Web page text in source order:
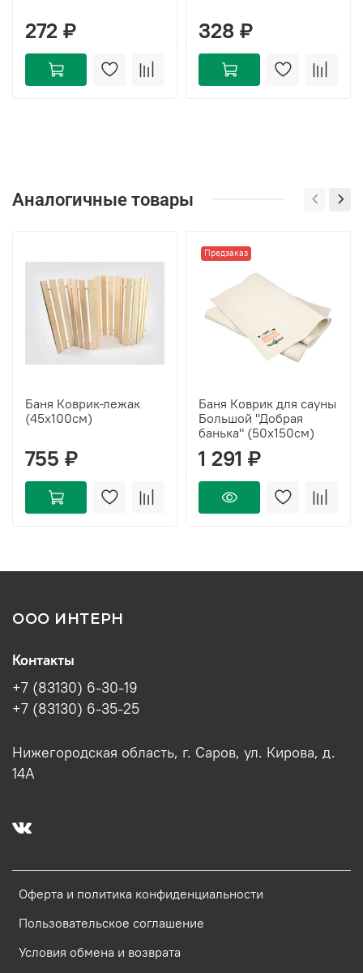
272 ₽ 328 ₽
Аналогичные товары
Баня Коврик-лежак
(45х100см)
755 ₽
Предзаказ
Баня Коврик для сауны
Большой "Добрая
банька" (50х150см)
1 291 ₽
ООО ИНТЕРН
Оферта и политика конфиденциальности
Пользовательское соглашение
Условия обмена и возврата
Контакты
+7 (83130) 6-30-19
+7 (83130) 6-35-25
Нижегородская область, г. Саров, ул. Кирова, д.
14А